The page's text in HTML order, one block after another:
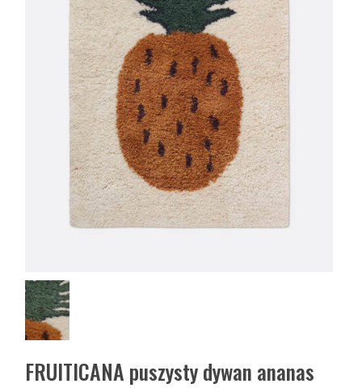
FRUITICANA puszysty dywan ananas